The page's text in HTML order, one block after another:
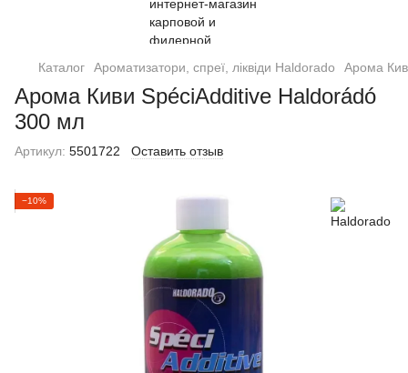
Каталог Ароматизатори, спреї, ліквіди Haldorado Арома
Арома Киви SpéciAdditive Haldorádó
300 мл
Артикул: 5501722 Оставить отзыв
−10%